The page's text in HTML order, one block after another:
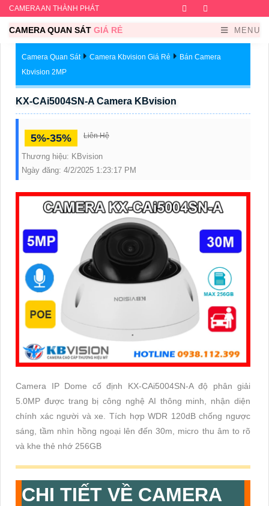
CAMERA AN THÀNH PHÁT Facebook
CAMERA QUAN SÁT GIÁ RẺ MENU
Camera Quan Sát Camera Kbvision Giá Rẻ
Bán Camera
Kbvision 2MP
KX-CAi5004SN-A Camera KBvision
5%-35% Liên Hệ
Thương hiệu: KBvision
Ngày đăng: 4/2/2025 1:23:17 PM
Camera IP Dome cố định KX-CAi5004SN-A độ phân giải
5.0MP được trang bị công nghệ AI thông minh, nhận diện
chính xác người và xe. Tích hợp WDR 120dB chống ngược
sáng, tầm nhìn hồng ngoại lên đến 30m, micro thu âm to rõ
và khe thẻ nhớ 256GB
CHI TIẾT VỀ CAMERA